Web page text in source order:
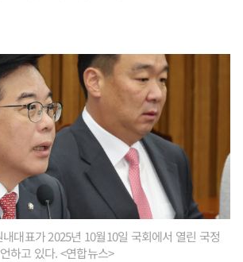
대표가 2025년 10월10일 국회에서 열린 국정
하고 있다. <연합뉴스>